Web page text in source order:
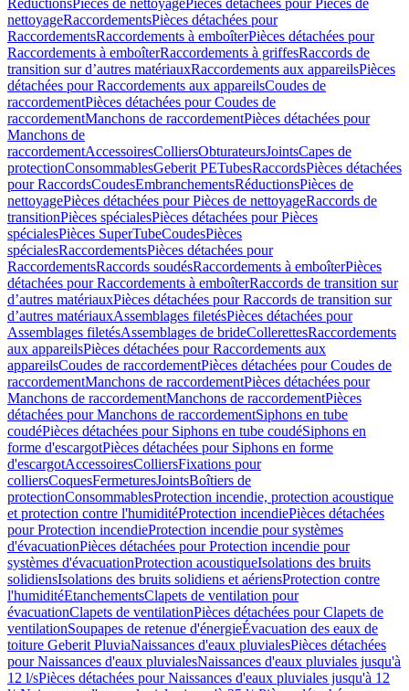
RéductionsPièces de nettoyagePièces détachées pour Pièces de
nettoyageRaccordementsPièces détachées pour
RaccordementsRaccordements à emboîterPièces détachées pour
Raccordements à emboîterRaccordements à griffesRaccords de
transition sur d’autres matériauxRaccordements aux appareilsPièces
détachées pour Raccordements aux appareilsCoudes de
raccordementPièces détachées pour Coudes de
raccordementManchons de raccordementPièces détachées pour
Manchons de
raccordementAccessoiresColliersObturateursJointsCapes de
protectionConsommablesGeberit PETubesRaccordsPièces détachées
pour RaccordsCoudesEmbranchementsRéductionsPièces de
nettoyagePièces détachées pour Pièces de nettoyageRaccords de
transitionPièces spécialesPièces détachées pour Pièces
spécialesPièces SuperTubeCoudesPièces
spécialesRaccordementsPièces détachées pour
RaccordementsRaccords soudésRaccordements à emboîterPièces
détachées pour Raccordements à emboîterRaccords de transition sur
d’autres matériauxPièces détachées pour Raccords de transition sur
d’autres matériauxAssemblages filetésPièces détachées pour
Assemblages filetésAssemblages de brideCollerettesRaccordements
aux appareilsPièces détachées pour Raccordements aux
appareilsCoudes de raccordementPièces détachées pour Coudes de
raccordementManchons de raccordementPièces détachées pour
Manchons de raccordementManchons de raccordementPièces
détachées pour Manchons de raccordementSiphons en tube
coudéPièces détachées pour Siphons en tube coudéSiphons en
forme d'escargotPièces détachées pour Siphons en forme
d'escargotAccessoiresColliersFixations pour
colliersCoquesFermeturesJointsBoîtiers de
protectionConsommablesProtection incendie, protection acoustique
et protection contre l'humiditéProtection incendiePièces détachées
pour Protection incendieProtection incendie pour systèmes
d'évacuationPièces détachées pour Protection incendie pour
systèmes d'évacuationProtection acoustiqueIsolations des bruits
solidiensIsolations des bruits solidiens et aériensProtection contre
l'humiditéEtanchementsClapets de ventilation pour
évacuationClapets de ventilationPièces détachées pour Clapets de
ventilationSoupapes de retenue d'énergieÉvacuation des eaux de
toiture Geberit PluviaNaissances d'eaux pluvialesPièces détachées
pour Naissances d'eaux pluvialesNaissances d'eaux pluviales jusqu'à
12 l/sPièces détachées pour Naissances d'eaux pluviales jusqu'à 12